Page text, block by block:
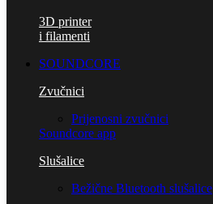
3D printer
i filamenti
SOUNDCORE
Zvučnici
Prijenosni zvučnici
Soundcore app
Slušalice
Bežične Bluetooth slušalice